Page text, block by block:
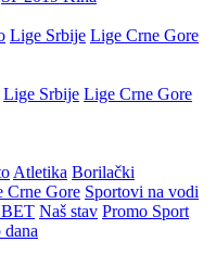
Lige Srbije Lige Crne Gore
Lige Srbije Lige Crne Gore
Atletika Borilački
Crne Gore Sportovi na vodi
Naš stav Promo Sport
dana